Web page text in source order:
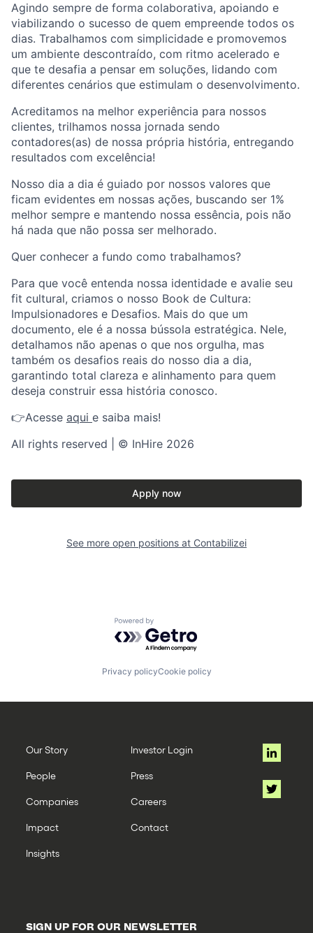
Agindo sempre de forma colaborativa, apoiando e
viabilizando o sucesso de quem empreende todos os
dias. Trabalhamos com simplicidade e promovemos
um ambiente descontraído, com ritmo acelerado e
que te desafia a pensar em soluções, lidando com
diferentes cenários que estimulam o desenvolvimento.
Acreditamos na melhor experiência para nossos
clientes, trilhamos nossa jornada sendo
contadores(as) de nossa própria história, entregando
resultados com excelência!
Nosso dia a dia é guiado por nossos valores que
ficam evidentes em nossas ações, buscando ser 1%
melhor sempre e mantendo nossa essência, pois não
há nada que não possa ser melhorado.
Quer conhecer a fundo como trabalhamos?
Para que você entenda nossa identidade e avalie seu
fit cultural, criamos o nosso Book de Cultura:
Impulsionadores e Desafios. Mais do que um
documento, ele é a nossa bússola estratégica. Nele,
detalhamos não apenas o que nos orgulha, mas
também os desafios reais do nosso dia a dia,
garantindo total clareza e alinhamento para quem
deseja construir essa história conosco.
👉Acesse aqui e saiba mais!
All rights reserved | © InHire 2026
Apply now
See more open positions at Contabilizei
Powered by Getro.com
Privacy policyCookie policy
Our Story
People
Companies
Impact
Insights
Investor Login
Press
Careers
Contact
SIGN UP FOR OUR NEWSLETTER